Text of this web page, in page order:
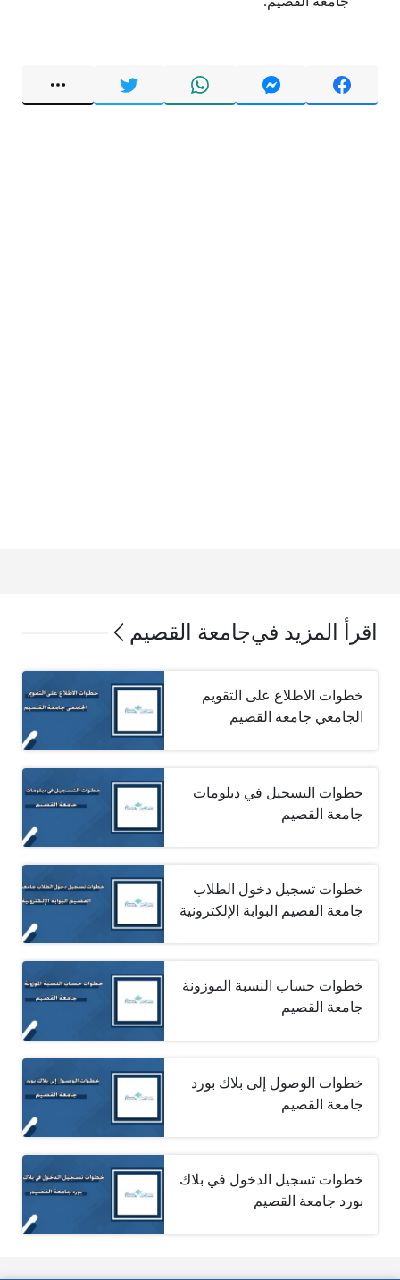
اقرأ المزيد فيجامعة القصيم
خطوات الاطلاع على التقويم
الجامعي جامعة القصيم
خطوات التسجيل في دبلومات
جامعة القصيم
خطوات تسجيل دخول الطلاب
جامعة القصيم البوابة الإلكترونية
خطوات حساب النسبة الموزونة
جامعة القصيم
خطوات الوصول إلى بلاك بورد
جامعة القصيم
خطوات تسجيل الدخول في بلاك
بورد جامعة القصيم